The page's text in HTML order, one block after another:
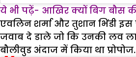
ये भी पढ़ें- आखिर क्यों बिग बौस
एवलिन शर्मा और तुशान भिंडी
जवाब दे डाले जो कि उनकी लव
बौलीवुड अंदाज में किया था